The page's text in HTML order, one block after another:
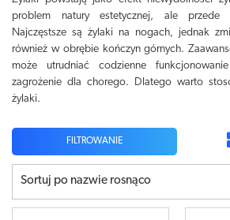
problem natury estetycznej, ale przede
Najczęstsze są żylaki na nogach, jednak
również w obrębie kończyn górnych.
może utrudniać codzienne
zagrożenie dla chorego. Dlatego warto
żylaki.
FILTROWANIE
Sortuj po nazwie rosnąco